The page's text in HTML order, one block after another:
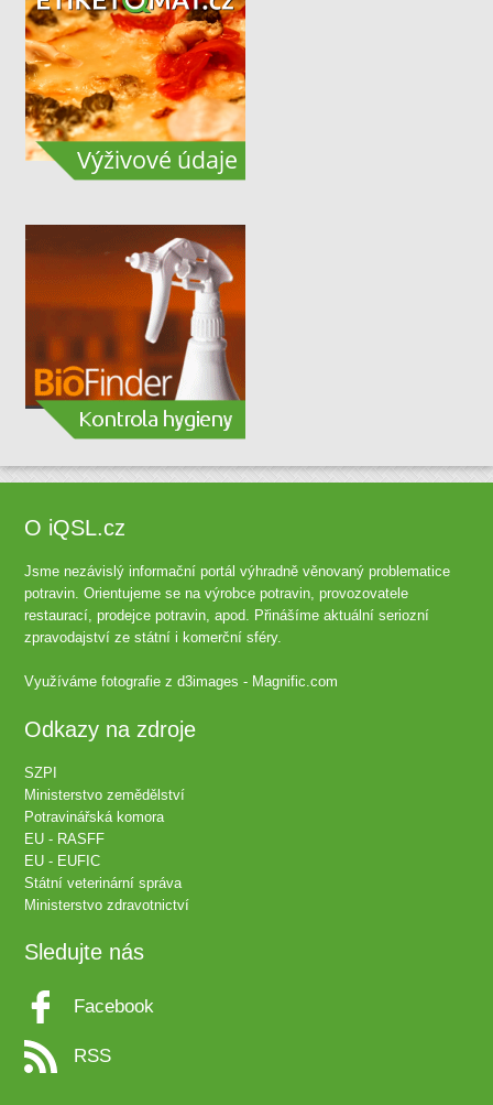
O iQSL.cz
Jsme nezávislý informační portál výhradně věnovaný problematice
potravin. Orientujeme se na výrobce potravin, provozovatele
restaurací, prodejce potravin, apod. Přinášíme aktuální seriozní
zpravodajství ze státní i komerční sféry.
Využíváme fotografie zd3images - Magnific.com
Odkazy na zdroje
SZPI
Ministerstvo zemědělství
Potravinářská komora
EU - RASFF
EU - EUFIC
Státní veterinární správa
Ministerstvo zdravotnictví
Sledujte nás
Facebook
RSS